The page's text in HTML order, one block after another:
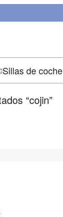
Sillas de coche
“cojin”